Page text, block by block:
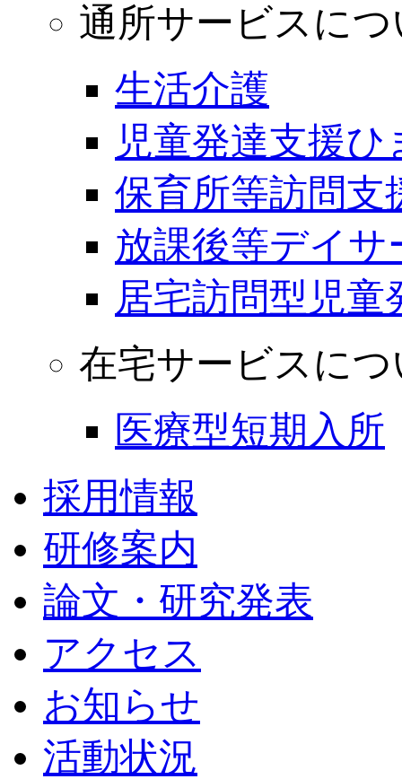
通所サービスに
生活介護
児童発達支援ひ
保育所等訪問支
放課後等デイサ
居宅訪問型児童
在宅サービスに
医療型短期入所
採用情報
研修案内
論文・研究発表
アクセス
お知らせ
活動状況